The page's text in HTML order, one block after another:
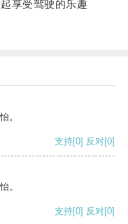
享受驾驶的乐趣
。
支持[0] 反对[0]
。
支持[0] 反对[0]